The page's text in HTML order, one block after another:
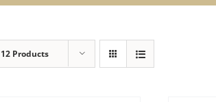
12 Products